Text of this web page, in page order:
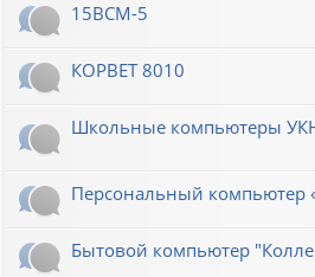
15ВСМ-5
КОРВЕТ 8010
Школьные компьютеры
Персональный компьютер
Бытовой компьютер